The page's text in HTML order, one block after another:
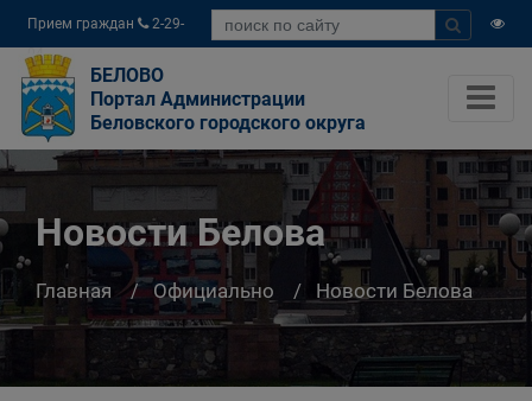
Прием граждан
2-29-
04
БЕЛОВО
Портал Администрации
Беловского городского округа
Новости Белова
Главная Официально Новости Белова